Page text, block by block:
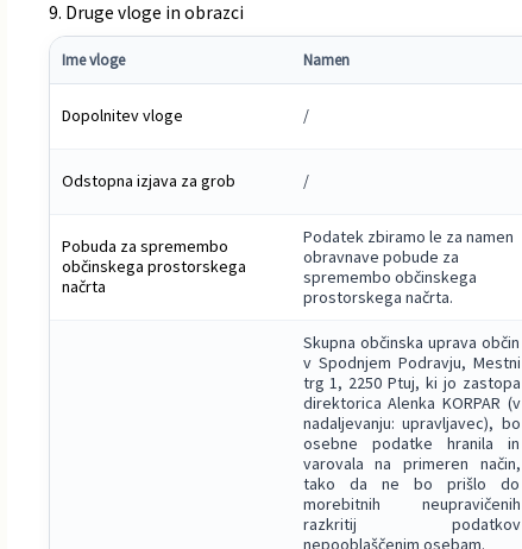
9. Druge vloge in obrazci
Ime vloge Namen
Dopolnitev vloge /
Odstopna izjava za grob /
Pobuda za spremembo
občinskega prostorskega
načrta
Podatek zbiramo le za namen
obravnave pobude za
spremembo občinskega
prostorskega načrta.
Skupna občinska uprava občin
v Spodnjem Podravju, Mestni
trg 1, 2250 Ptuj, ki jo zastopa
direktorica Alenka KORPAR (v
nadaljevanju: upravljavec), bo
osebne podatke hranila in
varovala na primeren način,
tako da ne bo prišlo do
morebitnih neupravičenih
razkritij podatkov
nepooblaščenim osebam.